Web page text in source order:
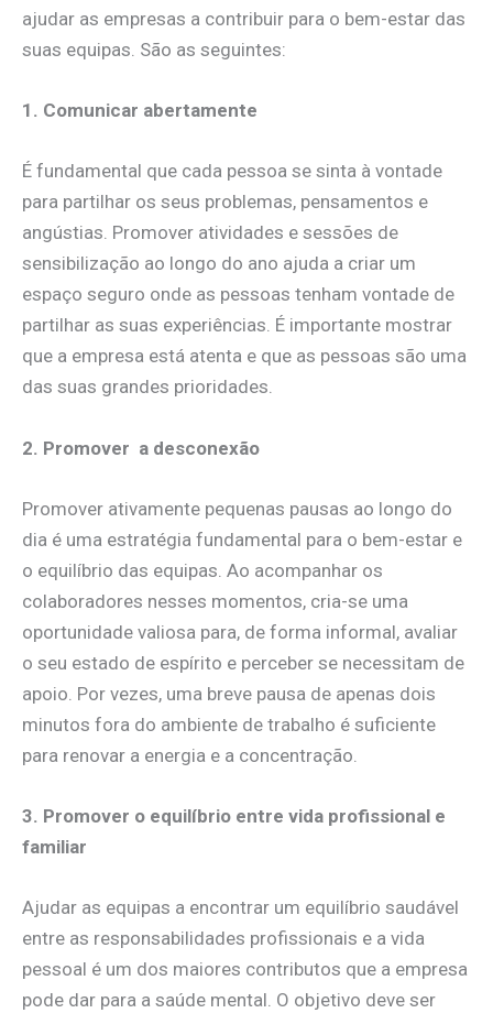
ajudar as empresas a contribuir para o bem-estar das
suas equipas. São as seguintes:
1. Comunicar abertamente
É fundamental que cada pessoa se sinta à vontade
para partilhar os seus problemas, pensamentos e
angústias. Promover atividades e sessões de
sensibilização ao longo do ano ajuda a criar um
espaço seguro onde as pessoas tenham vontade de
partilhar as suas experiências. É importante mostrar
que a empresa está atenta e que as pessoas são uma
das suas grandes prioridades.
2. Promover a desconexão
Promover ativamente pequenas pausas ao longo do
dia é uma estratégia fundamental para o bem-estar e
o equilíbrio das equipas. Ao acompanhar os
colaboradores nesses momentos, cria-se uma
oportunidade valiosa para, de forma informal, avaliar
o seu estado de espírito e perceber se necessitam de
apoio. Por vezes, uma breve pausa de apenas dois
minutos fora do ambiente de trabalho é suficiente
para renovar a energia e a concentração.
3. Promover o equilíbrio entre vida profissional e
familiar
Ajudar as equipas a encontrar um equilíbrio saudável
entre as responsabilidades profissionais e a vida
pessoal é um dos maiores contributos que a empresa
pode dar para a saúde mental. O objetivo deve ser